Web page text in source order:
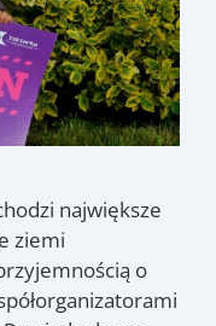
największe
ziemi
o